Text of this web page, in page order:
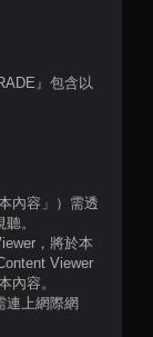
2
5
則
評
分
』包含以
內容」）需透
。
，將於本
Viewer
內容。
連上網際網